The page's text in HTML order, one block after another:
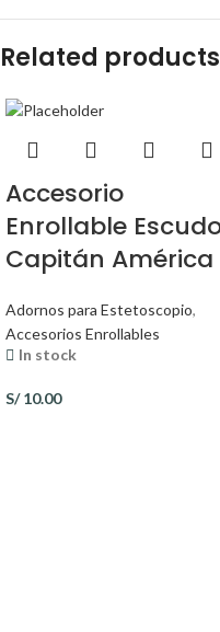
Related products
Accesorio
Enrollable
Capitán América
Adornos para Estetoscopio,
Accesorios Enrollables
In stock
S/10.00